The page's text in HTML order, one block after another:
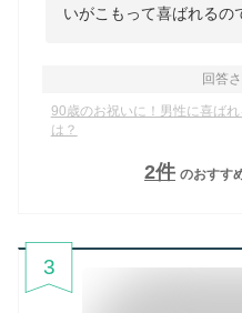
いがこもって喜ばれるの
回答
90歳のお祝いに！男性に喜ば
は？
2件 のおすす
3